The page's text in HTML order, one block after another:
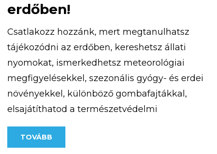
erdőben!
Csatlakozz hozzánk, mert megtanulhatsz
tájékozódni az erdőben, kereshetsz állati
nyomokat, ismerkedhetsz meteorológiai
megfigyelésekkel, szezonális gyógy- és erdei
növényekkel, különböző gombafajtákkal,
elsajátíthatod a természetvédelmi
alapismereteket, az iránytű és a térkép
használatát. Részt vehetsz patak túrán,
TOVÁBB